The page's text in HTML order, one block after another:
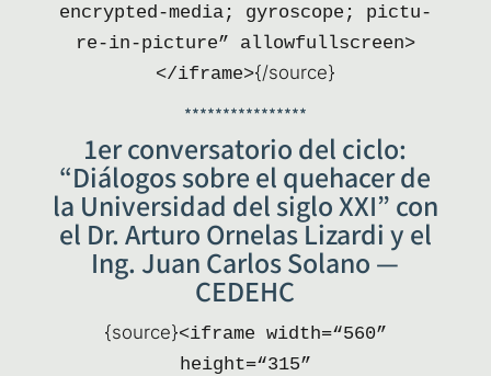
encry­pted-media; gyros­co­pe; pic­tu­
re-in-pic­tu­re” allowfullscreen>
</iframe>{/source}
****************
1er conversatorio del ciclo:
“Diálogos sobre el quehacer de
la Universidad del siglo XXI” con
el Dr. Arturo Ornelas Lizardi y el
Ing. Juan Carlos Solano —
CEDEHC
{sour­ce}<ifra­me width=“560”
height=“315”